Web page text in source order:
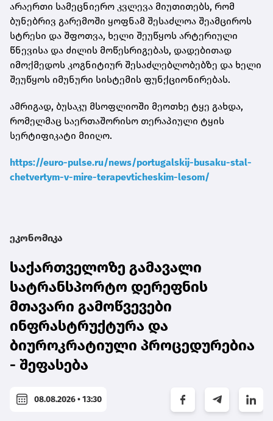
არაერთი სამეცნიერო კვლევა მიუთითებს, რომ
ბუნებრივ გარემოში ყოფნამ შესაძლოა შეამციროს
სტრესი და შფოთვა, ხელი შეუწყოს არტერიული
წნევისა და ძილის მოწესრიგებას, დადებითად
იმოქმედოს კოგნიტიურ შესაძლებლობებზე და ხელი
შეუწყოს იმუნური სისტემის ფუნქციონირებას.
ამრიგად, ბუსაკუ მსოფლიოში მეოთხე ტყე გახდა,
რომელმაც საერთაშორისო თერაპიული ტყის
სერტიფიკატი მიიღო.
https://euro-pulse.ru/news/portugalskij-busaku-stal-
chetvertym-v-mire-terapevticheskim-lesom/
ეკონომიკა
საქართველოზე გამავალი
სატრანსპორტო დერეფნის
მთავარი გამოწვევები
ინფრასტრუქტურა და
ბიუროკრატიული პროცედურებია
- შეფასება
08.08.2026 • 13:30